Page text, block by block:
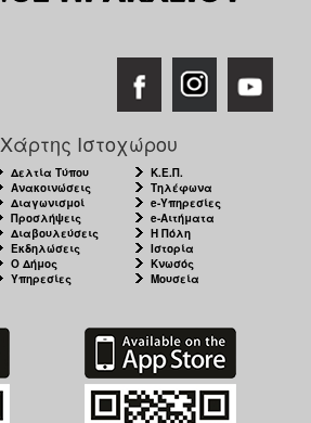
Χάρτης Ιστοχώρου
Δελτία Τύπου
Ανακοινώσεις
Διαγωνισμοί
Προσλήψεις
Διαβουλεύσεις
Εκδηλώσεις
Ο Δήμος
Υπηρεσίες
Κ.Ε.Π.
Τηλέφωνα
e-Υπηρεσίες
e-Αιτήματα
Η Πόλη
Ιστορία
Κνωσός
Μουσεία